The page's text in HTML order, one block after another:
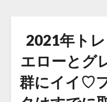
2021年ト
エローとグ
群にイイ♡